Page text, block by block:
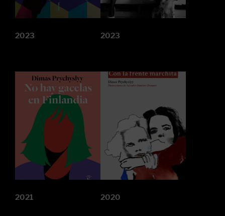
2023 2023
2021 2020